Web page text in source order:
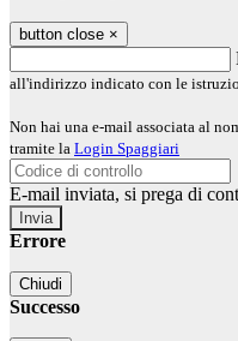
button close ×
all'indirizzo indicato con le
Non hai una e-mail associata al
tramite la Login Spaggiari
E-mail inviata, si prega di
Errore
Chiudi
Successo